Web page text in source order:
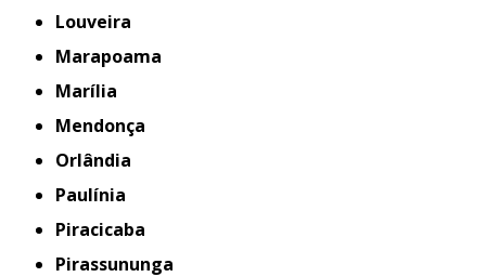
Louveira
Marapoama
Marília
Mendonça
Orlândia
Paulínia
Piracicaba
Pirassununga